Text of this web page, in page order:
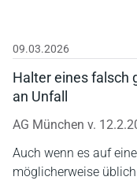
09.03.2026
Halter eines falsch
an Unfall
AG München v.
Auch wenn es auf
möglicherweise